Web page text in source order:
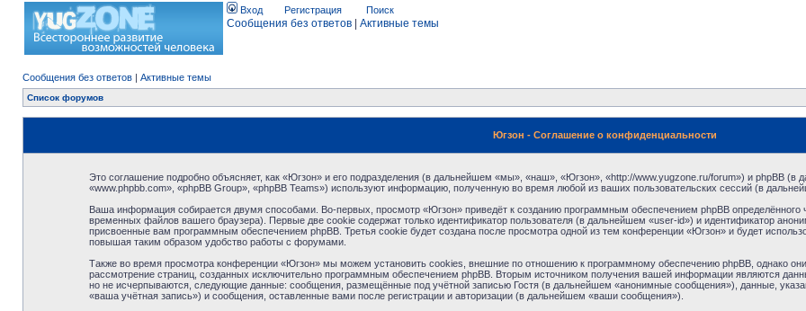
Вход Регистрация Поиск
Сообщения без ответов Активные темы
Сообщения без ответов | Активные темы
Список форумов
Югзон - Соглашение о конфиденциальности
Это соглашение подробно объясняет, как «Югзон» и его подразделения (в дальнейшем «мы», «наш», «Югзон», «http://www.yugzone.ru/forum») и phpBB (в
«www.phpbb.com», «phpBB Group», «phpBB Teams») используют информацию, полученную во время любой из ваших пользовательских сессий (в
Ваша информация собирается двумя способами. Во-первых, просмотр «Югзон» приведёт к созданию программным обеспечением phpBB
временных файлов вашего браузера). Первые две cookie содержат только идентификатор пользователя (в дальнейшем «user-id») и идентификатор
присвоенные вам программным обеспечением phpBB. Третья cookie будет создана после просмотра одной из тем конференции «Югзон» и будет
повышая таким образом удобство работы с форумами.
Также во время просмотра конференции «Югзон» мы можем установить cookies, внешние по отношению к программному обеспечению phpBB, однако они
рассмотрение страниц, созданных исключительно программным обеспечением phpBB. Вторым источником получения вашей информации являются
но не исчерпываются, следующие данные: сообщения, размещённые под учётной записью Гостя (в дальнейшем «анонимные сообщения»), данные,
«ваша учётная запись») и сообщения, оставленные вами после регистрации и авторизации (в дальнейшем «ваши сообщения»).